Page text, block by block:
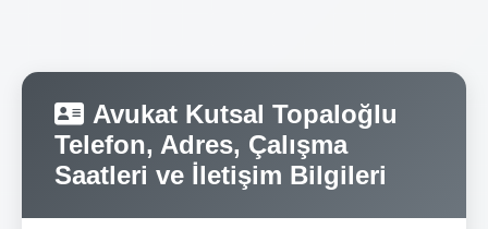
Avukat Kutsal Topaloğlu
Telefon, Adres, Çalışma
Saatleri ve İletişim Bilgileri